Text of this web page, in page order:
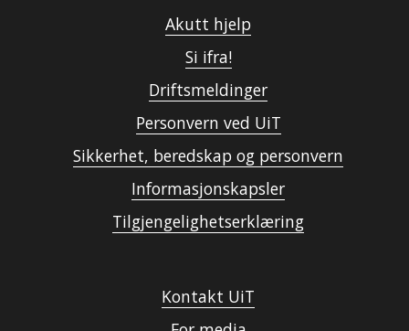
Akutt hjelp
Si ifra!
Driftsmeldinger
Personvern ved UiT
Sikkerhet, beredskap og personvern
Informasjonskapsler
Tilgjengelighetserklæring
Kontakt UiT